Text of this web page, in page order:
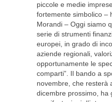
piccole e medie
fortemente simbolico –
Morandi – Oggi siamo
serie di strumenti
europei, in grado di
aziende regionali,
opportunamente le
comparti”. Il bando a
novembre, che resterà
dicembre prossimo, ha